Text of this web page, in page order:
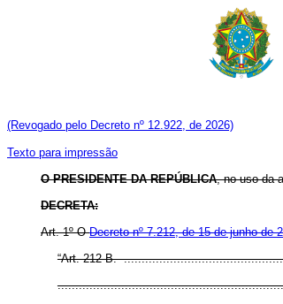
(Revogado pelo Decreto nº 12.922, de 2026)
Texto para impressão
O PRESIDENTE DA REPÚBLICA, no uso da
DECRETA:
Art. 1º ODecreto nº 7.212, de 15 de junho de
“Art. 212-B.